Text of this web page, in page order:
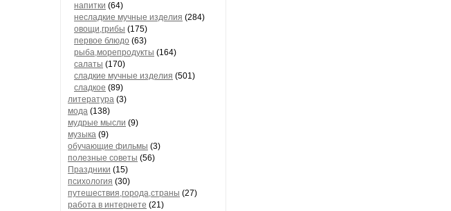
напитки (64)
несладкие мучные изделия (284)
овощи,грибы (175)
первое блюдо (63)
рыба,морепродукты (164)
салаты (170)
сладкие мучные изделия (501)
сладкое (89)
литература (3)
мода (138)
мудрые мысли (9)
музыка (9)
обучающие фильмы (3)
полезные советы (56)
Праздники (15)
психология (30)
путешествия,города,страны (27)
работа в интернете (21)